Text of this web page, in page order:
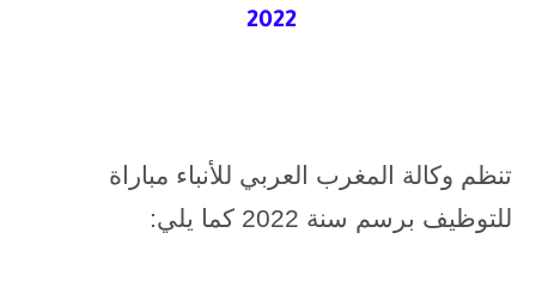
2022
تنظم وكالة المغرب العربي للأنباء مباراة
للتوظيف برسم سنة 2022 كما يلي: